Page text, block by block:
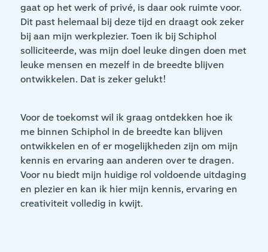
gaat op het werk of privé, is daar ook ruimte voor.
Dit past helemaal bij deze tijd en draagt ook zeker
bij aan mijn werkplezier. Toen ik bij Schiphol
solliciteerde, was mijn doel leuke dingen doen met
leuke mensen en mezelf in de breedte blijven
ontwikkelen. Dat is zeker gelukt!
Voor de toekomst wil ik graag ontdekken hoe ik
me binnen Schiphol in de breedte kan blijven
ontwikkelen en of er mogelijkheden zijn om mijn
kennis en ervaring aan anderen over te dragen.
Voor nu biedt mijn huidige rol voldoende uitdaging
en plezier en kan ik hier mijn kennis, ervaring en
creativiteit volledig in kwijt.